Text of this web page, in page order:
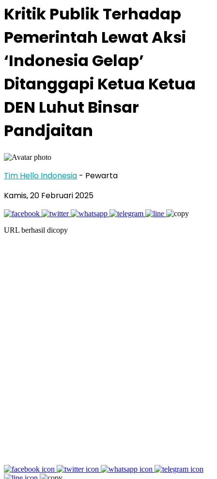
Kritik Publik Terhadap
Pemerintah Lewat Aksi
‘Indonesia Gelap’
Ditanggapi Ketua Ketua
DEN Luhut Binsar
Pandjaitan
Tim Hello Indonesia - Pewarta
Kamis, 20 Februari 2025
URL berhasil dicopy